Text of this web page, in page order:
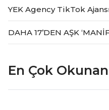
YEK Agency TikTok
DAHA 17’DEN AŞK
En Çok